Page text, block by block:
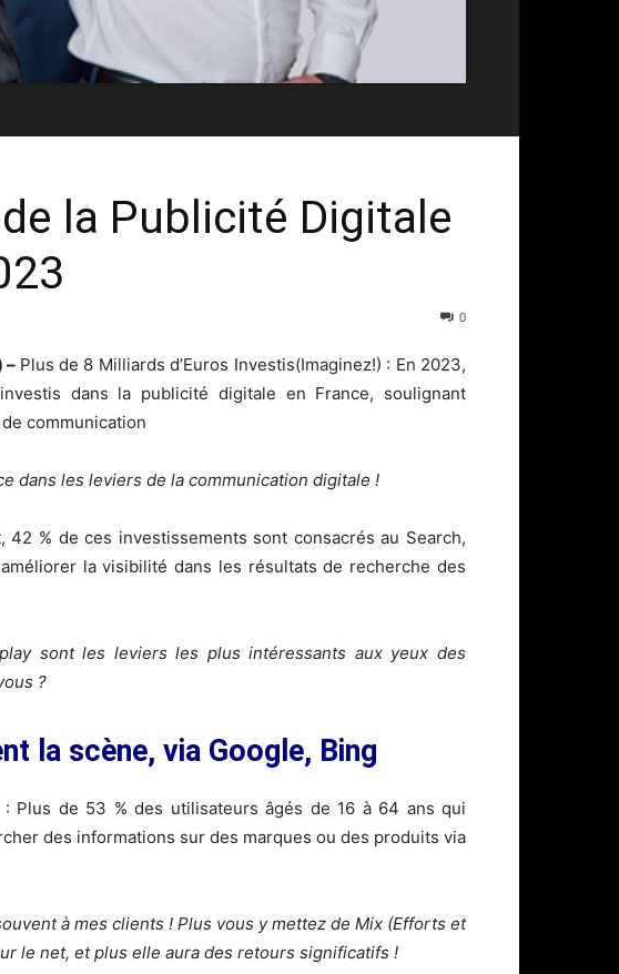
la Publicité Digitale
0
– Plus de 8 Milliards d’Euros Investis(Imaginez!) : En 2023,
dans la publicité digitale en France, soulignant
communication
dans les leviers de la communication digitale !
42 % de ces investissements sont consacrés au Search,
la visibilité dans les résultats de recherche des
sont les leviers les plus intéressants aux yeux des
?
la scène, via Google, Bing
Plus de 53 % des utilisateurs âgés de 16 à 64 ans qui
des informations sur des marques ou des produits via
à mes clients ! Plus vous y mettez de Mix (Efforts et
le net, et plus elle aura des retours significatifs !